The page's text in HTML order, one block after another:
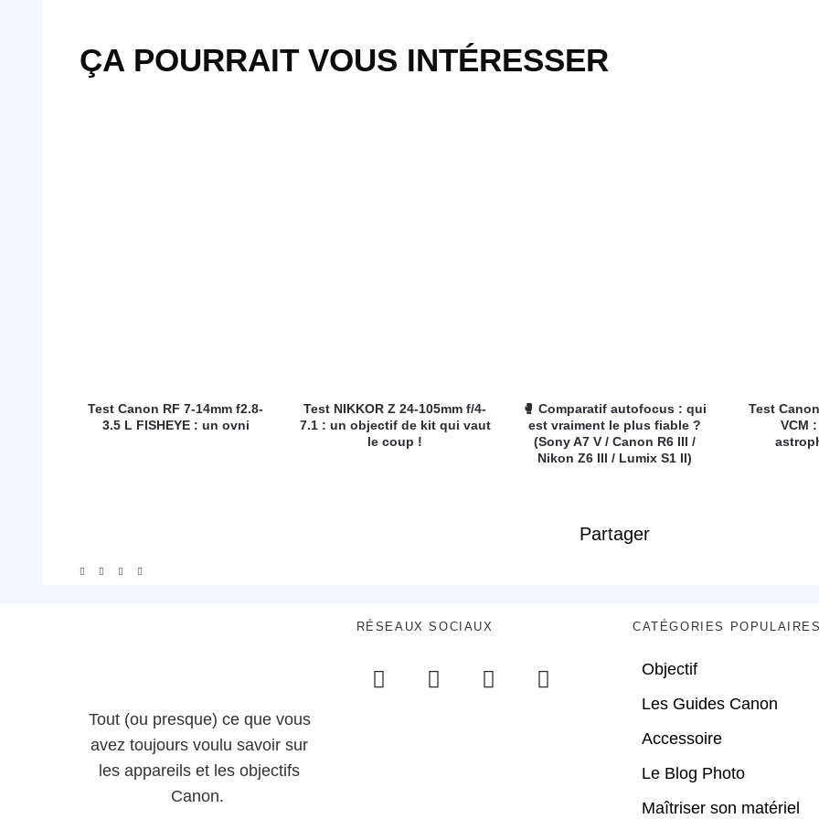
ÇA POURRAIT VOUS INTÉRESSER
Test Canon RF 7-14mm f2.8-
3.5 L FISHEYE : un ovni
Test NIKKOR Z 24-105mm f/4-
7.1 : un objectif de kit qui vaut
le coup !
🥊 Comparatif autofocus : qui
est vraiment le plus fiable ?
(Sony A7 V / Canon R6 III /
Nikon Z6 III / Lumix S1 II)
Test
VCM
Partager
Tout (ou presque) ce que vous
avez toujours voulu savoir sur
les appareils et les objectifs
Canon.
RÉSEAUX SOCIAUX CATÉGORIES POPULAIRES
Objectif
Les Guides Canon
Accessoire
Le Blog Photo
Maîtriser son matériel